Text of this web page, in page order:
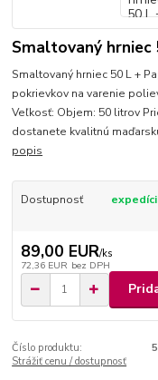
Smaltovaný
Smaltovaný hrniec 50 L +
pokrievkov na varenie
Veľkosť: Objem: 50 litrov
dostanete kvalitnú
popis
Dostupnosť
89,00 EUR/ks
72,36 EUR bez DPH
Číslo produktu:
Strážiť cenu / dostupnosť